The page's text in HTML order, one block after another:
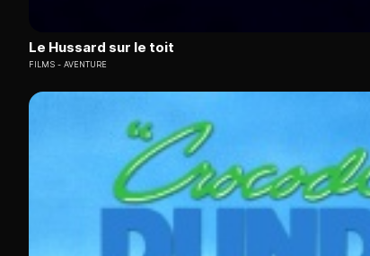
Le Hussard sur le toit
FILMS AVENTURE